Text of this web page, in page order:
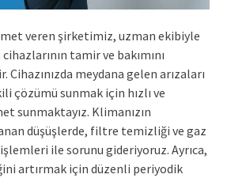
veren şirketimiz, uzman ekibiyle
cihazlarının tamir ve bakımını
meydana gelen arızaları
çözümü sunmak için hızlı ve
sunmaktayız. Klimanızın
düşüşlerde, filtre temizliği ve gaz
ile sorunu gideriyoruz. Ayrıca,
artırmak için düzenli periyodik